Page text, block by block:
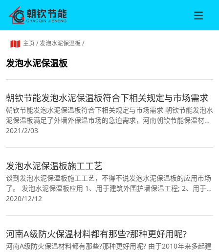
主页/发泡水泥保温板 /
发泡水泥保温板
朝钦节能发泡水泥保温板符合下相关规定与市场需求
朝钦节能发泡水泥保温板符合下相关规定与市场需求 朝钦节能发泡水
泥保温板满足了外墙外保温市场的急迫需求，河南朝钦节能保温材料
专业致力于,,,,的生产和销售，并将成功研制的
2021/2/03
发泡水泥保温板施工工艺
谈到发泡水泥保温板施工工艺，不得不说发泡水泥保温板的应用市场
了。 发泡水泥保温板应用 1、用于建筑外围护墙保温工程; 2、用于其
他形式外墙保温的防火隔离带; 3、用于屋面保温
2020/12/12
河南A级防火保温材料都有那些?那种更好用呢?
河南A级防火保温材料都有那些?那种更好用呢? 由于2010年来多起建